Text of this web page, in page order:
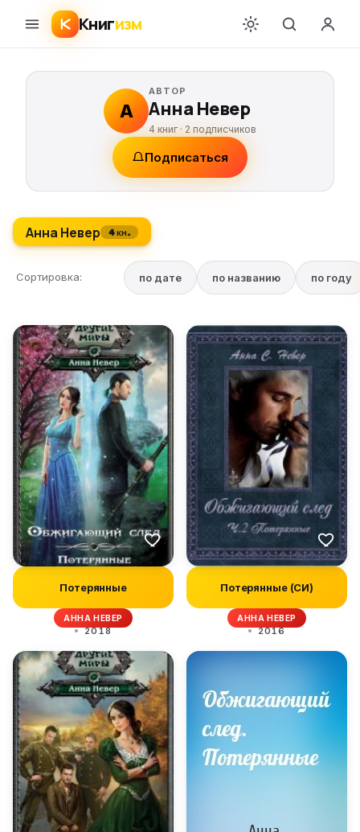
Книгизм
А
АВТОР
Анна Невер
4 книг · 2 подписчиков
Подписаться
Анна Невер 4 кн.
Сортировка: по дате по названию по году
Потерянные
АННА НЕВЕР
2018
Потерянные (СИ)
АННА НЕВЕР
2016